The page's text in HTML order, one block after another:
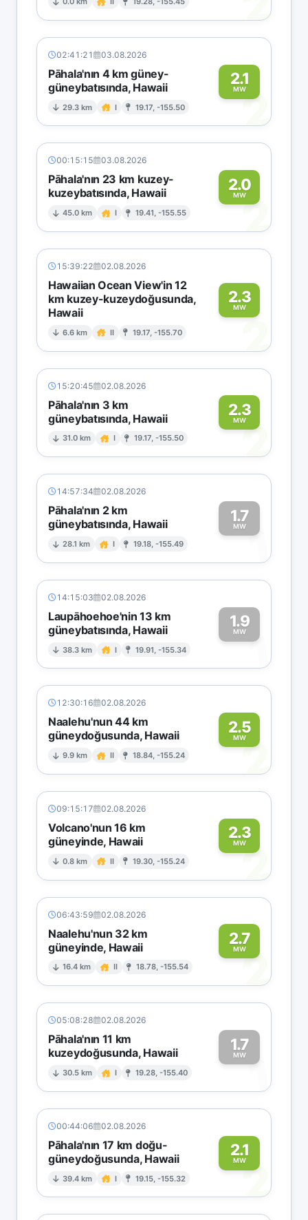
02:41:21 03.08.2026
Pāhala'nın 4 km güney-
güneybatısında, Hawaii
29.3 km I 19.17, -155.50
2.1
MW2
00:15:15 03.08.2026
Pāhala'nın 23 km kuzey-
kuzeybatısında, Hawaii
45.0 km I 19.41, -155.55
2.0
MW2
15:39:22 02.08.2026
Hawaiian Ocean View'in 12
km kuzey-kuzeydoğusunda,
Hawaii
6.6 km II 19.17, -155.70
2.3
MW
2
15:20:45 02.08.2026
Pāhala'nın 3 km
güneybatısında, Hawaii
31.0 km I 19.17, -155.50
2.3
MW2
14:57:34 02.08.2026
Pāhala'nın 2 km
güneybatısında, Hawaii
28.1 km I 19.18, -155.49
1.7
MW1
14:15:03 02.08.2026
Laupāhoehoe'nin 13 km
güneybatısında, Hawaii
38.3 km I 19.91, -155.34
1.9
MW1
12:30:16 02.08.2026
Naalehu'nun 44 km
güneydoğusunda, Hawaii
9.9 km II 18.84, -155.24
2.5
MW2
09:15:17 02.08.2026
Volcano'nun 16 km
güneyinde, Hawaii
0.8 km II 19.30, -155.24
2.3
MW2
06:43:59 02.08.2026
Naalehu'nun 32 km
güneyinde, Hawaii
16.4 km II 18.78, -155.54
2.7
MW2
05:08:28 02.08.2026
Pāhala'nın 11 km
kuzeydoğusunda, Hawaii
30.5 km I 19.28, -155.40
1.7
MW1
00:44:06 02.08.2026
Pāhala'nın 17 km doğu-
güneydoğusunda, Hawaii
39.4 km I 19.15, -155.32
2.1
MW2